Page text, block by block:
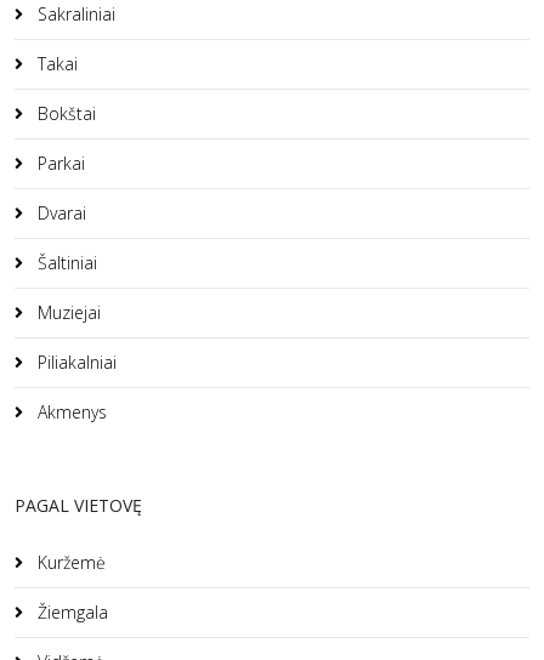
Sakraliniai
Takai
Bokštai
Parkai
Dvarai
Šaltiniai
Muziejai
Piliakalniai
Akmenys
PAGAL VIETOVĘ
Kuržemė
Žiemgala